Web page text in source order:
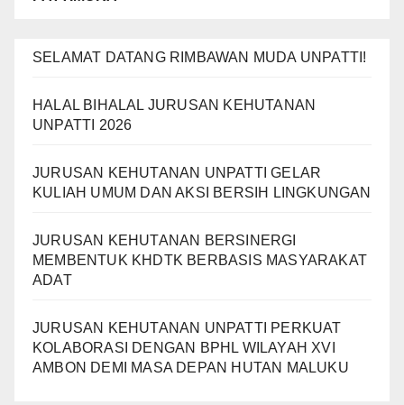
SELAMAT DATANG RIMBAWAN MUDA UNPATTI!
HALAL BIHALAL JURUSAN KEHUTANAN
UNPATTI 2026
JURUSAN KEHUTANAN UNPATTI GELAR
KULIAH UMUM DAN AKSI BERSIH LINGKUNGAN
JURUSAN KEHUTANAN BERSINERGI
MEMBENTUK KHDTK BERBASIS MASYARAKAT
ADAT
JURUSAN KEHUTANAN UNPATTI PERKUAT
KOLABORASI DENGAN BPHL WILAYAH XVI
AMBON DEMI MASA DEPAN HUTAN MALUKU